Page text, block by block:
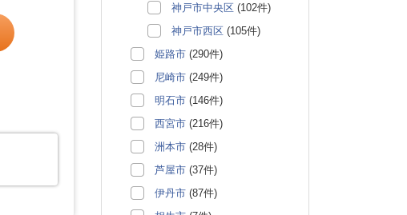
神戸市中央区 (102件)
神戸市西区 (105件)
姫路市 (290件)
尼崎市 (249件)
明石市 (146件)
西宮市 (216件)
洲本市 (28件)
芦屋市 (37件)
伊丹市 (87件)